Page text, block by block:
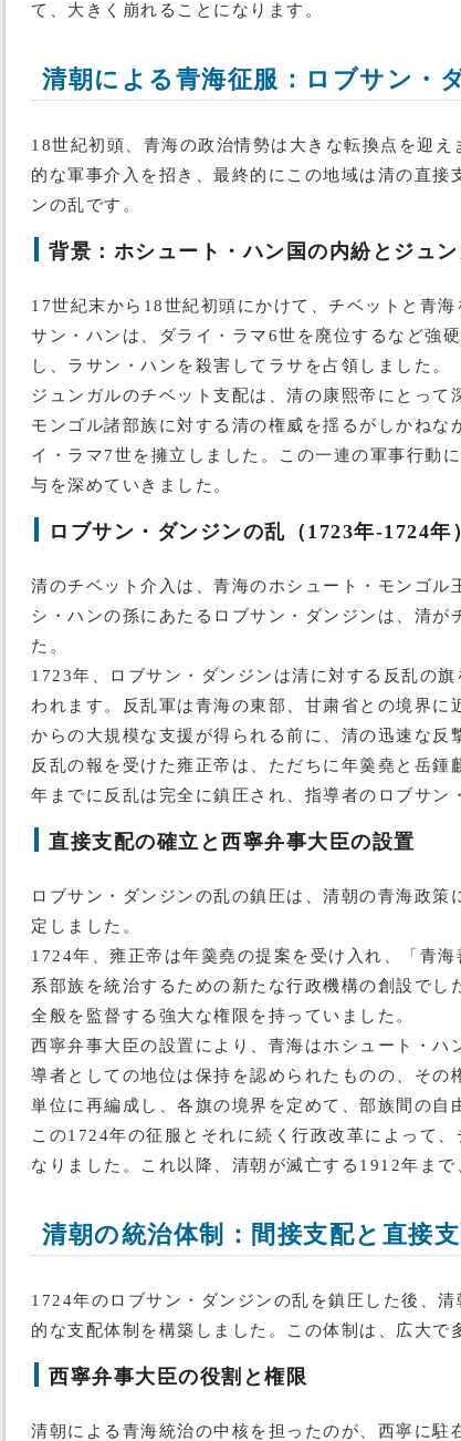
て、大きく崩れることになります。
清朝による青海征服：ロブサン・
18世紀初頭、青海の政治情勢は大きな転換点を迎
的な軍事介入を招き、最終的にこの地域は清の直
ンの乱です。
背景：ホシュート・ハン国の内紛とジュ
17世紀末から18世紀初頭にかけて、チベットと青
サン・ハンは、ダライ・ラマ6世を廃位するなど強
し、ラサン・ハンを殺害してラサを占領しました。
ジュンガルのチベット支配は、清の康熙帝にとっ
モンゴル諸部族に対する清の権威を揺るがしかね
イ・ラマ7世を擁立しました。この一連の軍事行動
与を深めていきました。
ロブサン・ダンジンの乱（1723年-1724年）
清のチベット介入は、青海のホシュート・モンゴ
シ・ハンの孫にあたるロブサン・ダンジンは、清
た。
1723年、ロブサン・ダンジンは清に対する反乱の
われます。反乱軍は青海の東部、甘粛省との境界
からの大規模な支援が得られる前に、清の迅速な反
反乱の報を受けた雍正帝は、ただちに年羹堯と岳
年までに反乱は完全に鎮圧され、指導者のロブサン
直接支配の確立と西寧弁事大臣の設置
ロブサン・ダンジンの乱の鎮圧は、清朝の青海政
定しました。
1724年、雍正帝は年羹堯の提案を受け入れ、「青
系部族を統治するための新たな行政機構の創設で
全般を監督する強大な権限を持っていました。
西寧弁事大臣の設置により、青海はホシュート・
導者としての地位は保持を認められたものの、そ
単位に再編成し、各旗の境界を定めて、部族間の自
この1724年の征服とそれに続く行政改革によって
なりました。これ以降、清朝が滅亡する1912年ま
清朝の統治体制：間接支配と直接
1724年のロブサン・ダンジンの乱を鎮圧した後、
的な支配体制を構築しました。この体制は、広大で
西寧弁事大臣の役割と権限
清朝による青海統治の中核を担ったのが、西寧に